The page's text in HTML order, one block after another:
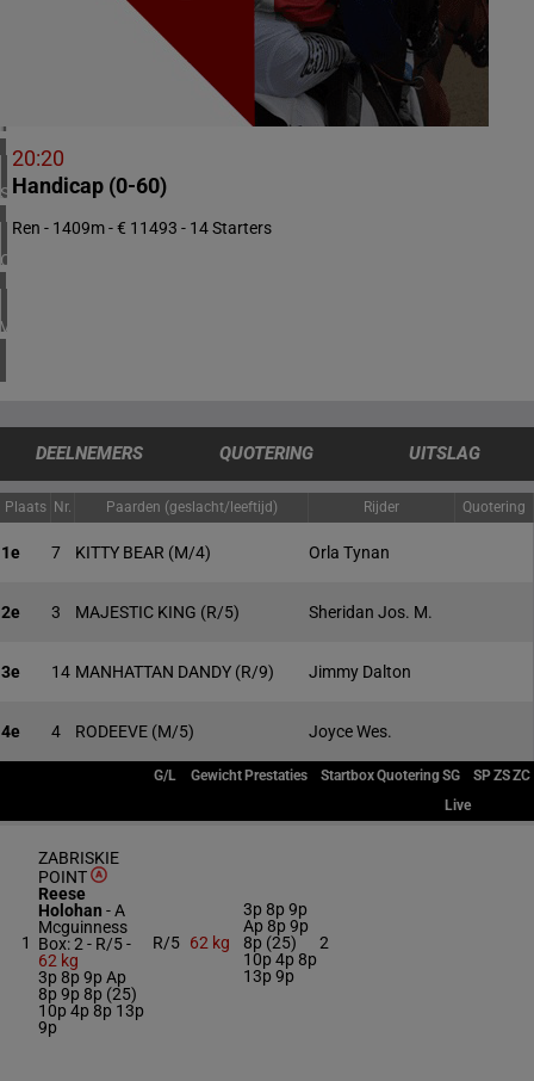
VERENIGD KONINKRIJK
IERLAND
1 meeting(s)
SPANJE
1 meeting(s)
CHILI
1 meeting(s)
VERENIGDE STATEN
4 meeting(s)
20:20
Handicap (0-60)
Ren - 1409m - € 11493 - 14 Starters
DEELNEMERS QUOTERING UITSLAG
Plaats Nr. Paarden (geslacht/leeftijd) Rijder Quotering
1e 7 KITTY BEAR (M/4) Orla Tynan
2e 3 MAJESTIC KING (R/5) Sheridan Jos. M.
3e 14 MANHATTAN DANDY (R/9) Jimmy Dalton
4e 4 RODEEVE (M/5) Joyce Wes.
G/L Gewicht Prestaties StartboxQuoteringSG SPZSZC
Live
1
ZABRISKIE
POINT
Reese
Holohan -A
Mcguinness
Box: 2 - R/5 -
62 kg
3p 8p 9p Ap
8p 9p 8p (25)
10p 4p 8p 13p
9p
R/5 62 kg
3p 8p 9p
Ap 8p 9p
8p (25)
10p 4p 8p
13p 9p
2